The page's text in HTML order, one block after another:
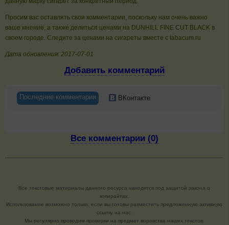
Просим вас оставлять свои комментарии, поскольку нам очень важно
ваше мнение, а также делиться ценами на DUNHILL FINE CUT BLACK в
своем городе. Следите за ценами на сигареты вместе с tabacum.ru
Дата обновления: 2017-07-01
Добавить комментарий
Последние комментарии ВКонтакте
Все комментарии (0)
Все текстовые материалы данного ресурса находятся под защитой закона о
копирайтах.
Использование возможно только, если вы готовы разместить предложенную активную
ссылку на нас.
Мы регулярно проводим проверки на предмет воровства наших текстов.